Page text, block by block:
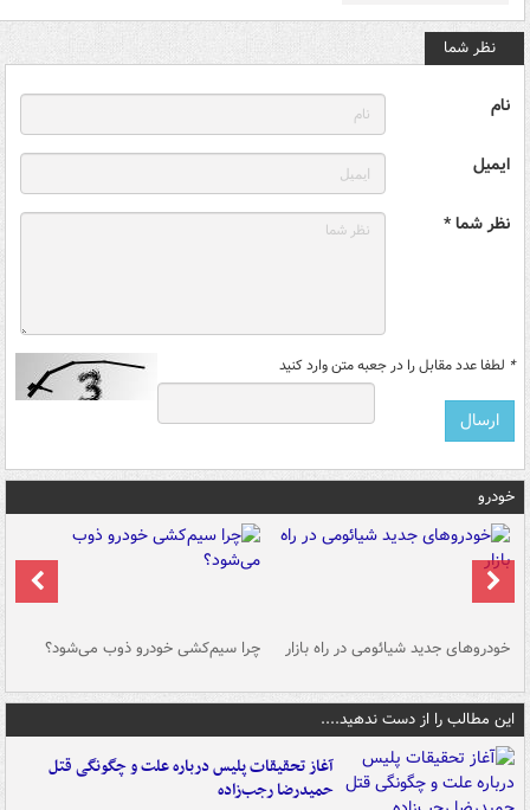
نظر شما
نام
ایمیل
نظر شما *
* لطفا عدد مقابل را در جعبه متن وارد کنید
خودرو
خودروهای جدید شیائومی در راه بازار چرا سیم‌کشی خودرو ذوب می‌شود؟
این مطالب را از دست ندهید....
آغاز تحقیقات پلیس درباره علت و چگونگی قتل
حمیدرضا رجب‌زاده